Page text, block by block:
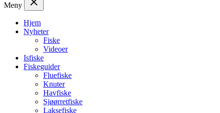
Meny
Hjem
Nyheter
Fiske
Videoer
Isfiske
Fiskeguider
Fluefiske
Knuter
Havfiske
Sjøørretfiske
Laksefiske